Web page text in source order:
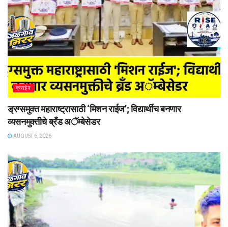
क्राईम
ड्रग्समुक्त महाराष्ट्रासाठी ‘मिशन राईज’; विद्यार्थीच बनणार
व्यसनमुक्तीचे ब्रँड अॅम्बेसेडर
AUGUST 6, 2026